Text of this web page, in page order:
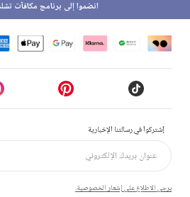
إشتركوا في رسالتنا الإخبارية
يرجى الاطلاع على إشعار الخصوصية.
انضموا إلى برنامج مكافآت